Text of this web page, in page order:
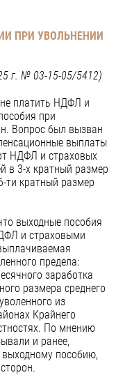
ПРИ УВОЛЬНЕНИИ
г. № 03-15-05/5412)
платить НДФЛ и
при
Вопрос был вызван
выплаты
НДФЛ и страховых
в 3-х кратный размер
ти кратный размер
выходные пособия
и страховыми
предела:
заработка
размера среднего
из
Крайнего
По мнению
и ранее,
пособию,